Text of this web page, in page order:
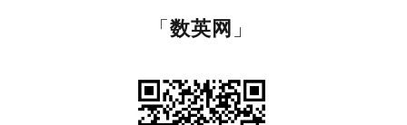
「数英网 」